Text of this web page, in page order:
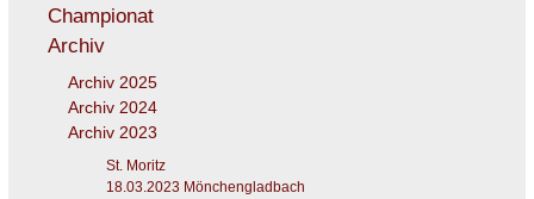
Championat
Archiv
Archiv 2025
Archiv 2024
Archiv 2023
St. Moritz
18.03.2023 Mönchengladbach